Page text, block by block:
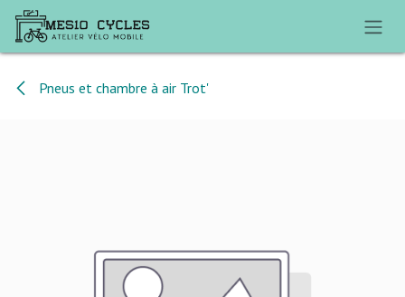
Se rendre au contenu
Pneus et chambre à air Trot'